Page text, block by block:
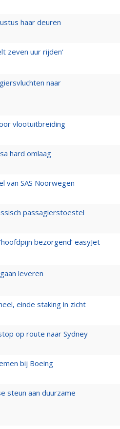
haar deuren
zeven uur rijden'
naar
vlootuitbreiding
hard omlaag
van SAS Noorwegen
passagierstoestel
bezorgend’ easyJet
leveren
einde staking in zicht
op route naar Sydney
bij Boeing
steun aan duurzame